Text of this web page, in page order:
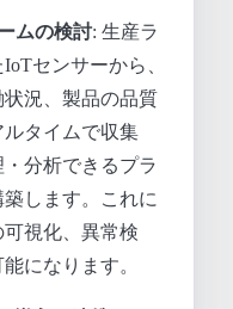
ムの検討: 生産ラ
センサーから、
況、製品の品質
タイムで収集
分析できるプラ
します。これに
視化、異常検
になります。